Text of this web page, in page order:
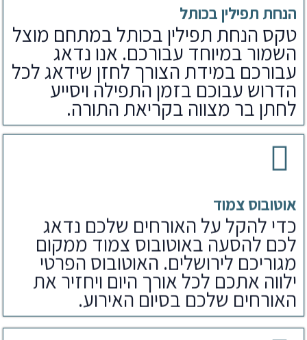
הנחת תפילין בכותל
טקס הנחת תפילין בכותל במתחם מוצל
השמור במיוחד עבורכם. אנו נדאג
עבורכם במידת הצורך לחזן שידאג לכל
הדרוש עבוכם בזמן התפילה ויסייע
לחתן בר מצווה בקריאת התורה.
אוטובוס צמוד
כדי להקל על האורחים שלכם נדאג
לכם להסעה באוטובוס צמוד ממקום
מגוריכם לירושלים. האוטובוס הפרטי
ילווה אתכם לכל אורך היום ויחזיר את
האורחים שלכם בסיום האירוע.